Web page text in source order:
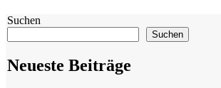
Suchen
Suchen
Neueste Beiträge